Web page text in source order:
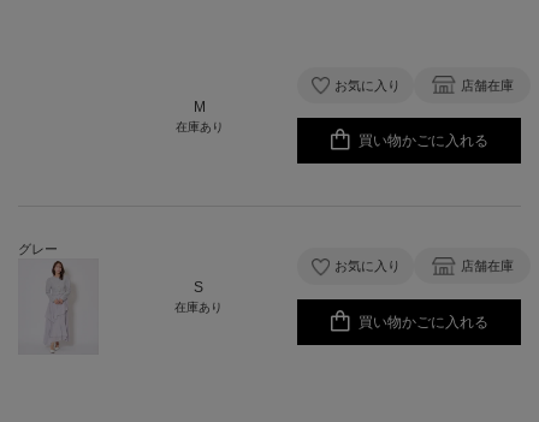
M
在庫あり
お気に入り 店舗在庫
買い物かごに入れる
グレー
S
在庫あり
お気に入り 店舗在庫
買い物かごに入れる